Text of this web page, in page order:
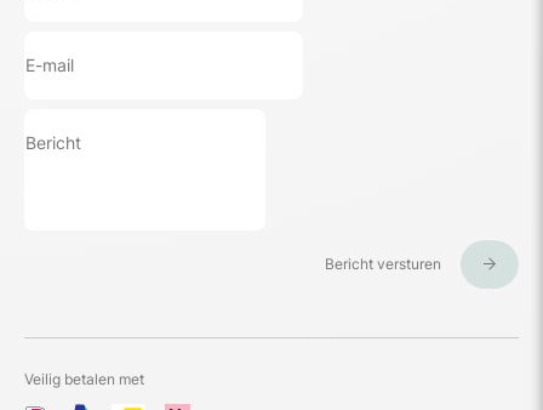
Bericht versturen
Veilig betalen met